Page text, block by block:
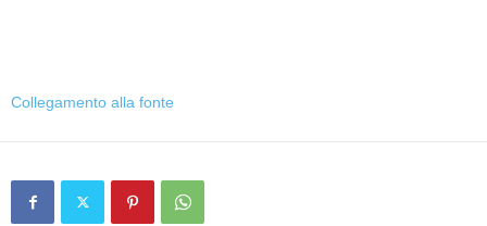
Collegamento alla fonte